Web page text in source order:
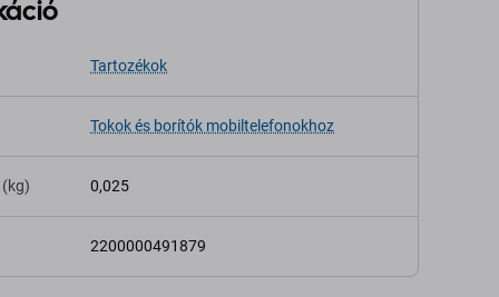
Tartozékok
Tokok és borítók mobiltelefonokhoz
0,025
2200000491879